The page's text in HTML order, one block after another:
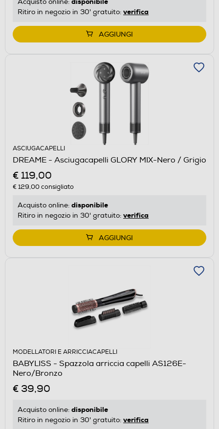
Ritiro in negozio in 30' gratuito: verifica
AGGIUNGI
ASCIUGACAPELLI
DREAME - Asciugacapelli GLORY MIX-Nero / Grigio
€ 119,00
€ 129,00consigliato
Acquisto online: disponibile
Ritiro in negozio in 30' gratuito: verifica
AGGIUNGI
MODELLATORI E ARRICCIACAPELLI
BABYLISS - Spazzola arriccia capelli AS126E-
Nero/Bronzo
€ 39,90
Acquisto online: disponibile
Ritiro in negozio in 30' gratuito: verifica